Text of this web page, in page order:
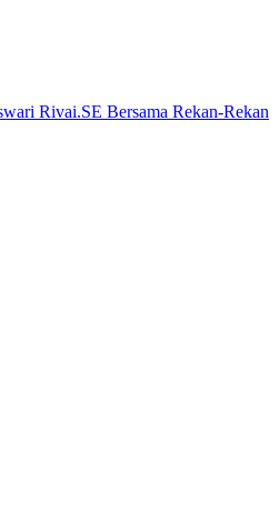
Rivai.SE Bersama Rekan-Rekan